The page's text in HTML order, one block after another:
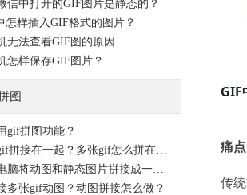
信中打开的GIF图片是静态的？
怎样插入GIF格式的图片？
无法查看GIF图的原因
怎样保存GIF图片？
图
gif拼图功能？
怎么把gif拼接在一起？多张gif怎么拼在一起？
怎样用电脑将动图和静态图片拼接成一张图片？
多张gif动图？动图拼接怎么做？
GIF
痛
传